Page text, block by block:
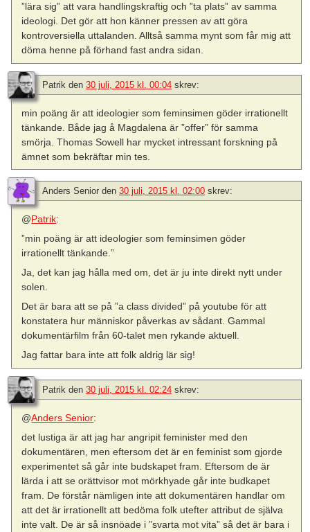
”lära sig” att vara handlingskraftig och ”ta plats” av samma
ideologi. Det gör att hon känner pressen av att göra
kontroversiella uttalanden. Alltså samma mynt som får mig att
döma henne på förhand fast andra sidan.
Patrik den 30 juli, 2015 kl. 00:04 skrev:
min poäng är att ideologier som feminsimen göder irrationellt
tänkande. Både jag å Magdalena är ”offer” för samma
smörja. Thomas Sowell har mycket intressant forskning på
ämnet som bekräftar min tes.
Anders Senior den 30 juli, 2015 kl. 02:00 skrev:
@Patrik:
”min poäng är att ideologier som feminsimen göder
irrationellt tänkande.”
Ja, det kan jag hålla med om, det är ju inte direkt nytt under
solen.
Det är bara att se på ”a class divided” på youtube för att
konstatera hur människor påverkas av sådant. Gammal
dokumentärfilm från 60-talet men rykande aktuell.
Jag fattar bara inte att folk aldrig lär sig!
Patrik den 30 juli, 2015 kl. 02:24 skrev:
@Anders Senior:
det lustiga är att jag har angripit feminister med den
dokumentären, men eftersom det är en feminist som gjorde
experimentet så går inte budskapet fram. Eftersom de är
lärda i att se orättvisor mot mörkhyade går inte budkapet
fram. De förstår nämligen inte att dokumentären handlar om
att det är irrationellt att bedöma folk utefter attribut de själva
inte valt. De är så insnöade i ”svarta mot vita” så det är bara i